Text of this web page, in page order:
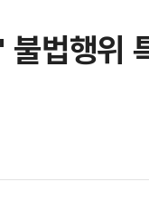
법행위